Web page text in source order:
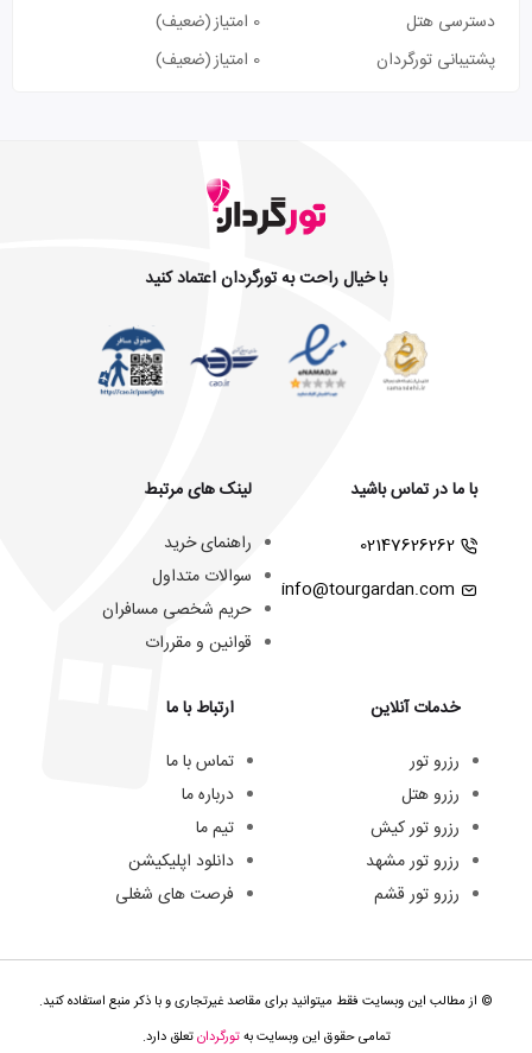
دسترسی هتل
0 امتیاز
(ضعیف)
پشتیبانی تورگردان
0 امتیاز (ضعیف)
با خیال راحت به تورگردان اعتماد کنید
با ما در تماس باشید
02147626262
info@tourgardan.com
خدمات آنلاین
رزرو تور
رزرو هتل
رزرو تور کیش
رزرو تور مشهد
رزرو تور قشم
لینک های مرتبط
راهنمای خرید
سوالات متداول
حریم شخصی مسافران
قوانین و مقررات
ارتباط با ما
تماس با ما
درباره ما
تیم ما
دانلود اپلیکیشن
فرصت های شغلی
© از مطالب این وبسایت فقط میتوانید برای مقاصد غیرتجاری و با ذکر منبع استفاده کنید.
تمامی حقوق این وبسایت بهتورگردانتعلق دارد.